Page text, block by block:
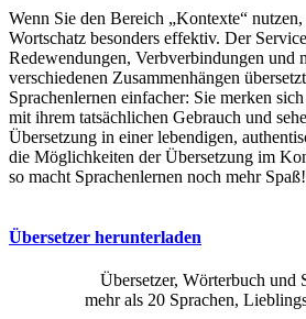
Wenn Sie den Bereich „Kontexte“
Wortschatz besonders effektiv. Der
Redewendungen, Verbverbindungen und
verschiedenen Zusammenhängen
Sprachenlernen einfacher: Sie merken
mit ihrem tatsächlichen Gebrauch und
Übersetzung in einer lebendigen,
die Möglichkeiten der Übersetzung im
so macht Sprachenlernen noch mehr Spaß!
Übersetzer herunterladen
Übersetzer, Wörterbuch und
mehr als 20 Sprachen,